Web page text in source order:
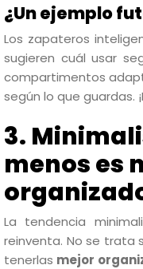
¿Un ejemplo
Los zapateros
sugieren cuál usar
compartimentos
según lo que guardas.
3.
menos es
La tendencia
reinventa. No se trata
tenerlas mejor